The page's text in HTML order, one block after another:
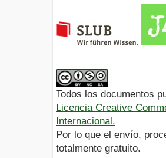
Todos los documentos
Licencia Creative
Internacional.
Por lo que el envío,
totalmente gratuito.